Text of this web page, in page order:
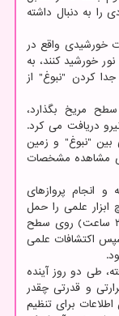
به دنبال داشته
خورشیدی واقع در
خورشید کنند، به
کردن "نبوغ" از
مریخ بگذارد،
دریافت می کرد.
بین "نبوغ" و زمین
مشاهده مشخصات
و انجام پروازهای
علمی را حمل
نمی کند و ظرف مدت ۳۰ روز مریخی(معادل ۲۴.۶ ساعت) روی سطح
اکتشافات علمی
طی دو روز آینده
و قدرتی چقدر
برای تنظیم